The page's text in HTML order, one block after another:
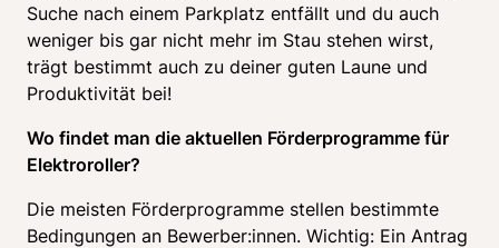
Suche nach einem Parkplatz entfällt und du auch
weniger bis gar nicht mehr im Stau stehen wirst,
trägt bestimmt auch zu deiner guten Laune und
Produktivität bei!
Wo findet man die aktuellen Förderprogramme für
Elektroroller?
Die meisten Förderprogramme stellen bestimmte
Bedingungen an Bewerber:innen. Wichtig: Ein Antrag